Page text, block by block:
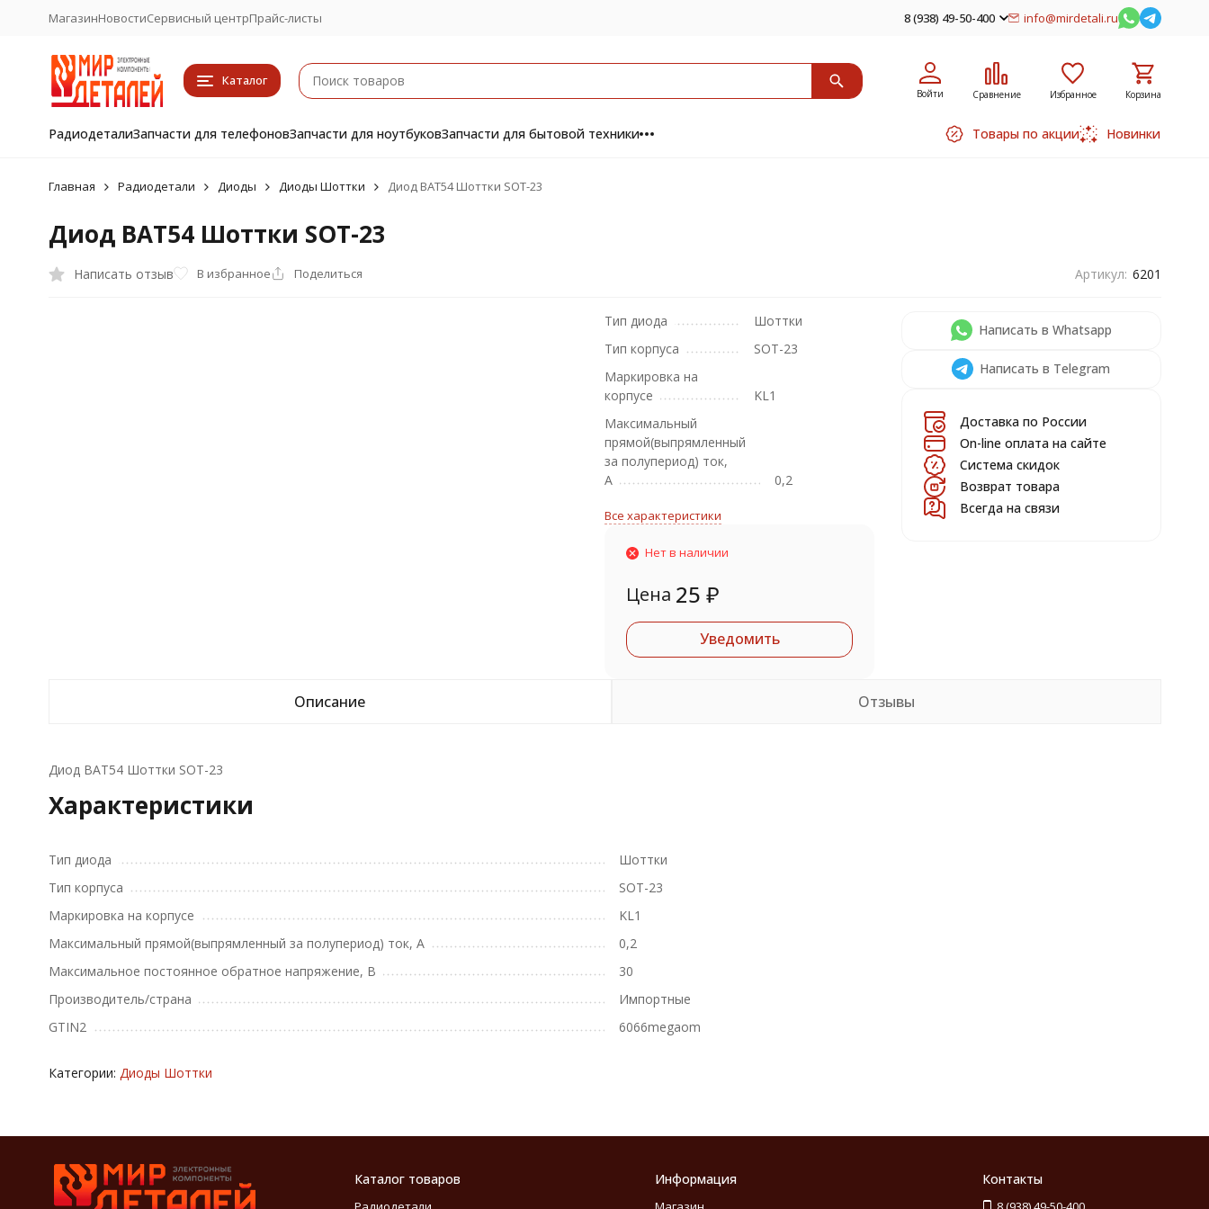
МагазинНовостиСервисный центрПрайс-листы 8 (938) 49-50-400 info@mirdetali.ru
Каталог
Войти Сравнение Избранное Корзина
РадиодеталиЗапчасти для телефоновЗапчасти для ноутбуковЗапчасти для бытовой техники Товары по акции Новинки
Главная Радиодетали Диоды Диоды Шоттки Диод BAT54 Шоттки SOT-23
Диод BAT54 Шоттки SOT-23
Написать отзыв В избранное Поделиться Артикул: 6201
Тип диода
Шоттки
Тип корпуса
SOT-23
Маркировка на
корпусе
KL1
Максимальный
прямой(выпрямленный
за полупериод) ток,
А
0,2
Все характеристики
Нет в наличии
Цена 25 ₽
Уведомить
Написать в Whatsapp
Написать в Telegram
Доставка по России
On-line оплата на сайте
Система скидок
Возврат товара
Всегда на связи
Описание Отзывы
Диод BAT54 Шоттки SOT-23
Характеристики
Тип диода
Шоттки
Тип корпуса
SOT-23
Маркировка на корпусе
KL1
Максимальный прямой(выпрямленный за полупериод) ток, А
0,2
Максимальное постоянное обратное напряжение, В
30
Производитель/страна
Импортные
GTIN2
6066megaom
Категории: Диоды Шоттки
Каталог товаров Информация Контакты